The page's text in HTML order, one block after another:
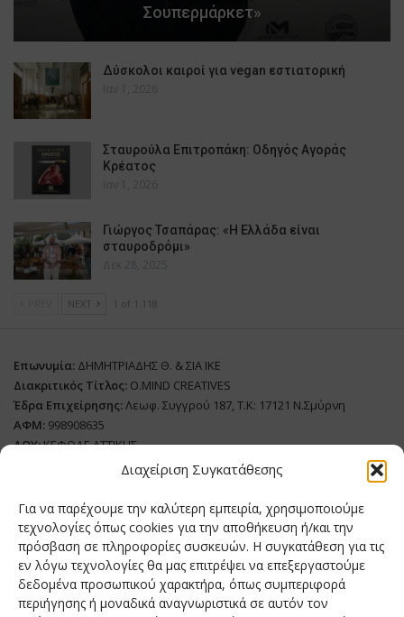
Διαχείριση Συγκατάθεσης
Για να παρέχουμε την καλύτερη εμπειρία, χρησιμοποιούμε
τεχνολογίες όπως cookies για την αποθήκευση ή/και την
πρόσβαση σε πληροφορίες συσκευών. Η συγκατάθεση για τις
εν λόγω τεχνολογίες θα μας επιτρέψει να επεξεργαστούμε
δεδομένα προσωπικού χαρακτήρα, όπως συμπεριφορά
περιήγησης ή μοναδικά αναγνωριστικά σε αυτόν τον
Σουπερμάρκετ»
Δύσκολοι καιροί για vegan εστιατορική
Ιαν 1, 2026
Σταυρούλα Επιτροπάκη: Οδηγός Αγοράς
Κρέατος
Ιαν 1, 2026
Γιώργος Τσαπάρας: «Η Ελλάδα είναι
σταυροδρόμι»
Δεκ 28, 2025
NEXT 1 of 1.118
Επωνυμία: ΔΗΜΗΤΡΙΑΔΗΣ Θ. & ΣΙΑ ΙΚΕ
Διακριτικός Τίτλος: O.MIND CREATIVES
Έδρα Επιχείρησης:Λεωφ. Συγγρού 187, Τ.Κ: 17121 Ν.Σμύρνη
ΑΦΜ: 998908635
ΔΟΥ:ΚΕΦΟΔΕ ΑΤΤΙΚΗΣ
Όνομα Ιδιοκτήτη και Νόμιμο Πρόσωπο: Θεόδωρος Δημητριάδης
Διευθυντής Σύνταξης:Ευθυμιάτου Μαίρη
Domain:grillmagazine.gr
Δικαιούχος Domain:Θεόδωρος Δημητριάδης
Διευθυντής:Θεόδωρος Δημητριάδης
Διαχειριστής:Θεόδωρος Δημητριάδης
Δήλωση Συμμόρφωσης